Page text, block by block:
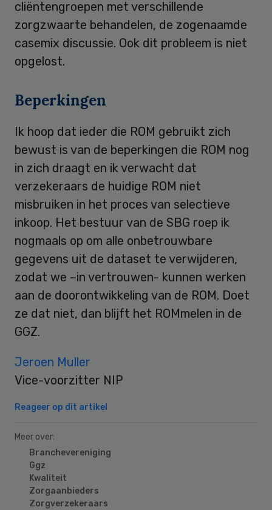
cliëntengroepen met verschillende
zorgzwaarte behandelen, de zogenaamde
casemix discussie. Ook dit probleem is niet
opgelost.
Beperkingen
Ik hoop dat ieder die ROM gebruikt zich
bewust is van de beperkingen die ROM nog
in zich draagt en ik verwacht dat
verzekeraars de huidige ROM niet
misbruiken in het proces van selectieve
inkoop. Het bestuur van de SBG roep ik
nogmaals op om alle onbetrouwbare
gegevens uit de dataset te verwijderen,
zodat we –in vertrouwen- kunnen werken
aan de doorontwikkeling van de ROM. Doet
ze dat niet, dan blijft het ROMmelen in de
GGZ.
Jeroen Muller
Vice-voorzitter NIP
Reageer op dit artikel
Meer over:
Branchevereniging
Ggz
Kwaliteit
Zorgaanbieders
Zorgverzekeraars